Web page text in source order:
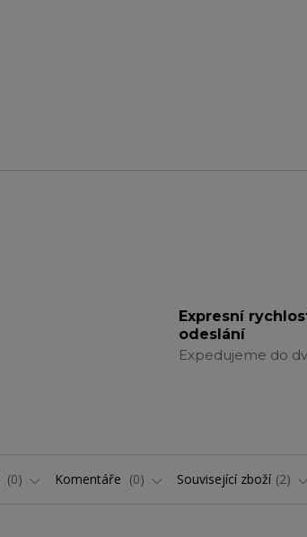
Expresní
odeslání
Expedujeme do
0 Komentáře 0 Související zboží 2